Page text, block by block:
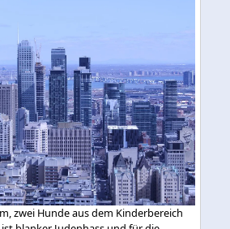
zwei Hunde aus dem Kinderbereich